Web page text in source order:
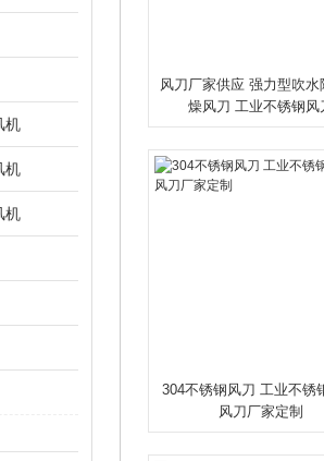
机
机
机
风刀厂家供应 强力型吹水
燥风刀 工业不锈钢风
304不锈钢风刀 工业不锈
风刀厂家定制